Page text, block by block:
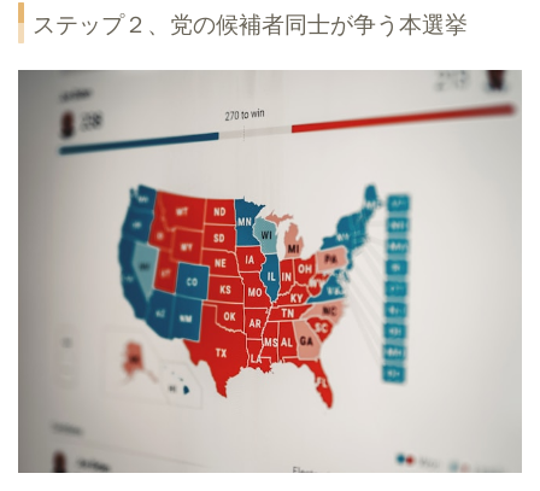
ステップ２、党の候補者同士が争う本選挙